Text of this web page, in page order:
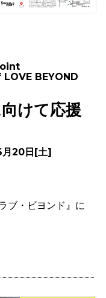
BEYOND
けて応援
20日[土]
ブ・ビヨンド』に